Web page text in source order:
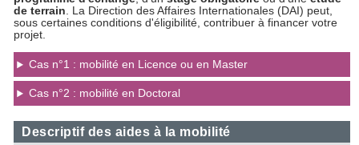
de terrain . La Direction des Affaires Internationales (DAI) peut,
sous certaines conditions d'éligibilité, contribuer à financer votre
projet.
Cas n°1 : mobilité en Licence ou en Master
Cas n°2 : mobilité en Doctoral
Descriptif des aides à la mobilité